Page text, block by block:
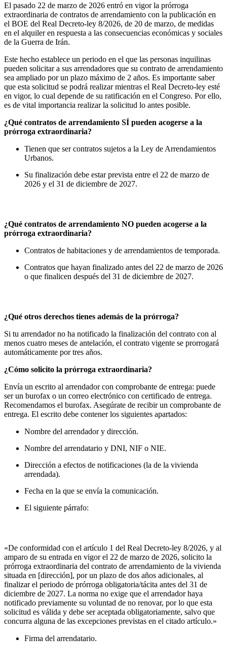
El pasado 22 de marzo de 2026 entró en vigor la prórroga
extraordinaria de contratos de arrendamiento con la publicación en
el BOE del Real Decreto-ley 8/2026, de 20 de marzo, de medidas
en el alquiler en respuesta a las consecuencias económicas y sociales
de la Guerra de Irán.
Este hecho establece un periodo en el que las personas inquilinas
pueden solicitar a sus arrendadores que su contrato de arrendamiento
sea ampliado por un plazo máximo de 2 años. Es importante saber
que esta solicitud se podrá realizar mientras el Real Decreto-ley esté
en vigor, lo cual depende de su ratificación en el Congreso. Por ello,
es de vital importancia realizar la solicitud lo antes posible.
¿Qué contratos de arrendamiento SÍ pueden acogerse a la
prórroga extraordinaria?
Tienen que ser contratos sujetos a la Ley de Arrendamientos
Urbanos.
Su finalización debe estar prevista entre el 22 de marzo de
2026 y el 31 de diciembre de 2027.
¿Qué contratos de arrendamiento NO pueden acogerse a la
prórroga extraordinaria?
Contratos de habitaciones y de arrendamientos de temporada.
Contratos que hayan finalizado antes del 22 de marzo de 2026
o que finalicen después del 31 de diciembre de 2027.
¿Qué otros derechos tienes además de la prórroga?
Si tu arrendador no ha notificado la finalización del contrato con al
menos cuatro meses de antelación, el contrato vigente se prorrogará
automáticamente por tres años.
¿Cómo solicito la prórroga extraordinaria?
Envía un escrito al arrendador con comprobante de entrega: puede
ser un burofax o un correo electrónico con certificado de entrega.
Recomendamos el burofax. Asegúrate de recibir un comprobante de
entrega. El escrito debe contener los siguientes apartados:
Nombre del arrendador y dirección.
Nombre del arrendatario y DNI, NIF o NIE.
Dirección a efectos de notificaciones (la de la vivienda
arrendada).
Fecha en la que se envía la comunicación.
El siguiente párrafo:
«De conformidad con el artículo 1 del Real Decreto-ley 8/2026, y al
amparo de su entrada en vigor el 22 de marzo de 2026, solicito la
prórroga extraordinaria del contrato de arrendamiento de la vivienda
situada en [dirección], por un plazo de dos años adicionales, al
finalizar el periodo de prórroga obligatoria/tácita antes del 31 de
diciembre de 2027. La norma no exige que el arrendador haya
notificado previamente su voluntad de no renovar, por lo que esta
solicitud es válida y debe ser aceptada obligatoriamente, salvo que
concurra alguna de las excepciones previstas en el citado artículo.»
Firma del arrendatario.